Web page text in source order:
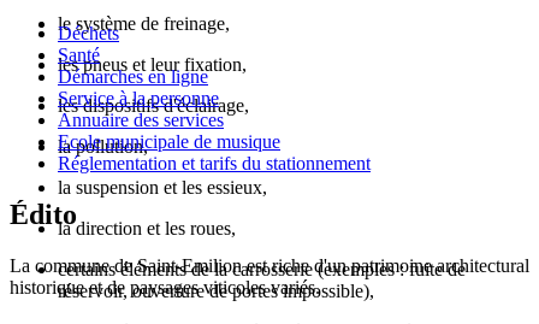
le système de freinage,
les pneus et leur fixation,
les dispositifs d'éclairage,
la pollution,
la suspension et les essieux,
la direction et les roues,
certains éléments de la carrosserie (exemples : fuite de
réservoir, ouverture de portes impossible),
Déchets
Santé
Démarches en ligne
Service à la personne
Annuaire des services
Ecole municipale de musique
Réglementation et tarifs du stationnement
Édito
La commune de Saint-Emilion est riche d'un patrimoine architectural
historique et de paysages viticoles variés.